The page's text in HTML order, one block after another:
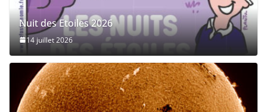
Nuit des Etoiles 2026
14 juillet 2026